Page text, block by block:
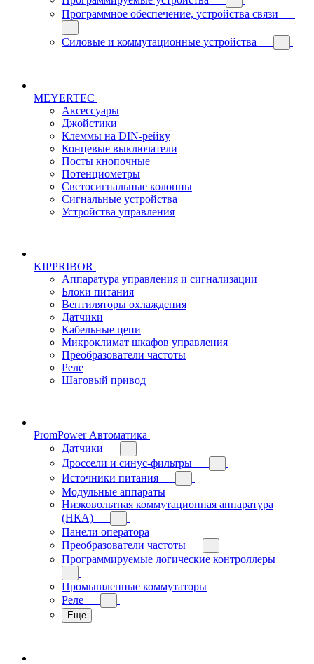
Программное обеспечение, устройства связи
Силовые и коммутационные устройства
MEYERTEC
Аксессуары
Джойстики
Клеммы на DIN-рейку
Концевые выключатели
Посты кнопочные
Потенциометры
Светосигнальные колонны
Сигнальные устройства
Устройства управления
KIPPRIBOR
Аппаратура управления и сигнализации
Блоки питания
Вентиляторы охлаждения
Датчики
Кабельные цепи
Микроклимат шкафов управления
Преобразователи частоты
Реле
Шаговый привод
PromPower Автоматика
Датчики
Дроссели и синус-фильтры
Источники питания
Модульные аппараты
Низковольтная коммутационная аппаратура
(НКА)
Панели оператора
Преобразователи частоты
Программируемые логические контроллеры
Промышленные коммутаторы
Реле
Еще